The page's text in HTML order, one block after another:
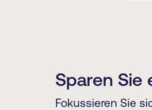
Sparen Sie
Fokussieren Sie